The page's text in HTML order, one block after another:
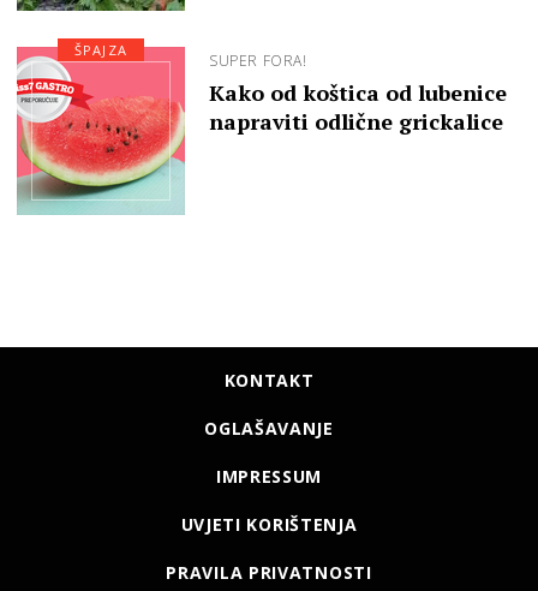
SUPER FORA!
Kako od koštica od lubenice
napraviti odlične grickalice
ŠPAJZA
KONTAKT
OGLAŠAVANJE
IMPRESSUM
UVJETI KORIŠTENJA
PRAVILA PRIVATNOSTI